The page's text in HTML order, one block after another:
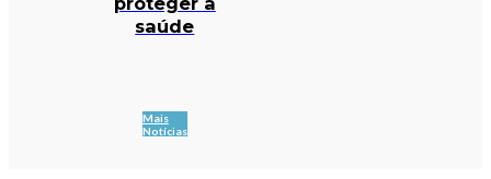
saúde
Mais
Notícias